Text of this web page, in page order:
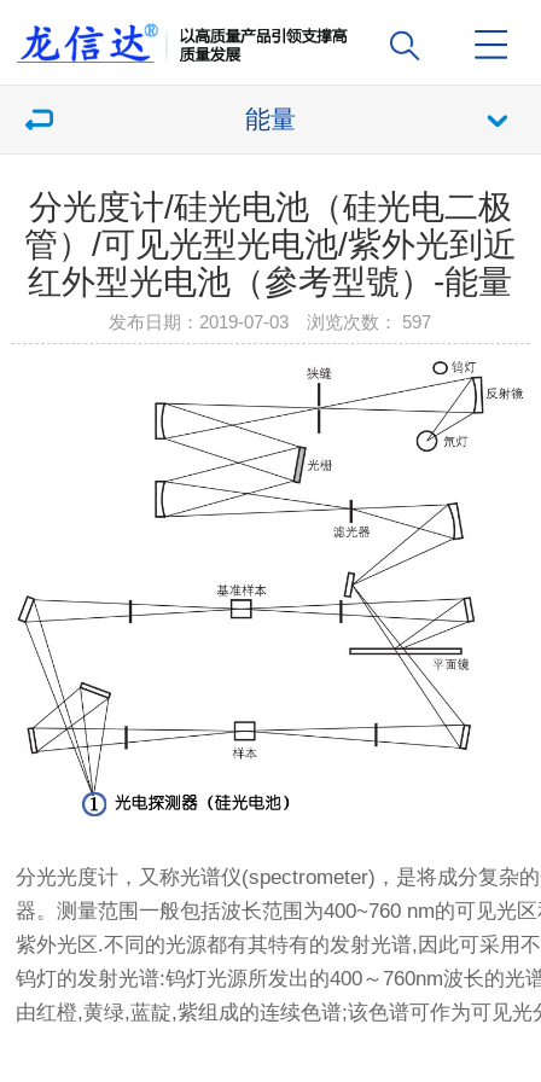
能量
分光度计/硅光电池（硅光电二极
管）/可见光型光电池/紫外光到近
红外型光电池（參考型號）-能量
发布日期：2019-07-03 浏览次数： 597
分光光度计，又称光谱仪(spectrometer)，是将成分复杂
器。测量范围一般包括波长范围为400~760 nm的可见光
紫外光区.不同的光源都有其特有的发射光谱,因此可采用
钨灯的发射光谱:钨灯光源所发出的400～760nm波长的光
由红橙,黄绿,蓝靛,紫组成的连续色谱;该色谱可作为可见光